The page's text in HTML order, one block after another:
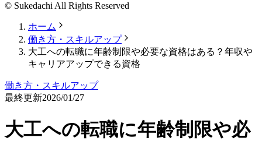
© Sukedachi All Rights Reserved
ホーム
働き方・スキルアップ
大工への転職に年齢制限や必要な資格はある？年収や
キャリアアップできる資格
働き方・スキルアップ
最終更新2026/01/27
大工への転職に年齢制限や必